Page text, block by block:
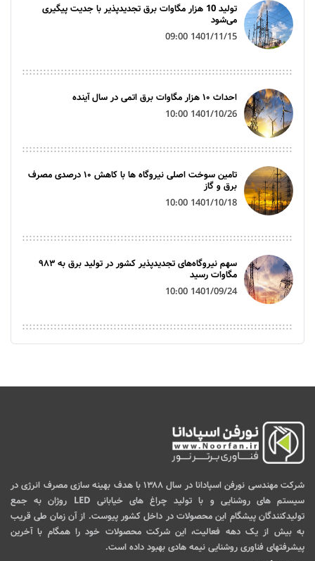
تولید 10 هزار مگاوات برق تجدیدپذیر با جدیت پیگیری
می‌شود
1401/11/15 09:00
احداث ۱۰ هزار مگاوات برق اتمی در سال آینده
1401/10/26 10:00
تامین سوخت اصلی نیروگاه ها با کاهش ۱۰ درصدی مصرف
برق و گاز
1401/10/18 10:00
سهم نیروگاه‌های تجدیدپذیر کشور در تولید برق به ۹۸۳
مگاوات رسید
1401/09/24 10:00
شرکت مهندسی نورفن اسپادانا در سال ۱۳۸۸ با هدف بهینه سازی مصرف انرژی در
سیستم های روشنایی و با تولید چراغ های خیابانی LED روژان به جمع
تولیدکنندگان پیشگام این محصولات در داخل کشور پیوست. از آن زمان طی قریب
به بیش از یک دهه فعالیت، این شرکت محصولات خود را همگام با آخرین
پیشرفتهای فناوری روشنایی نیمه هادی بهبود داده است.